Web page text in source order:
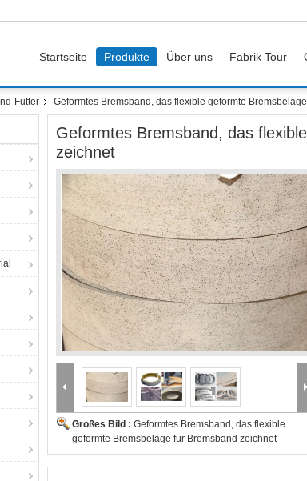
Startseite Produkte Über uns Fabrik Tour
Futter Geformtes Bremsband, das flexible geformte
Geformtes Bremsband, das
zeichnet
Großes Bild : Geformtes Bremsband, das flexible
geformte Bremsbeläge für Bremsband zeichnet